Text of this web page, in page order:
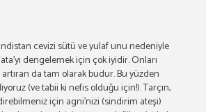
cevizi sütü ve yulaf unu nedeniyle
dengelemek için çok iyidir. Onları
artıran da tam olarak budur. Bu yüzden
(ve tabii ki nefis olduğu için!). Tarçın,
için agni’nizi (sindirim ateşi)